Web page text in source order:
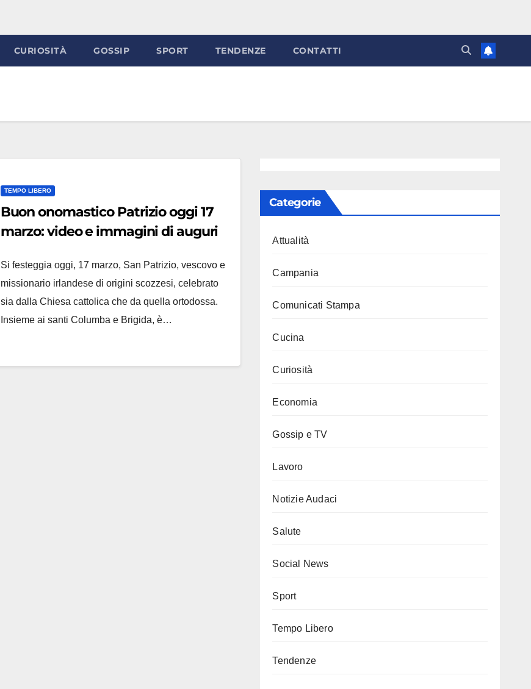
CURIOSITÀ GOSSIP SPORT TENDENZE CONTATTI
TEMPO LIBERO
Buon onomastico Patrizio oggi 17
marzo: video e immagini di auguri
Si festeggia oggi, 17 marzo, San Patrizio, vescovo e
missionario irlandese di origini scozzesi, celebrato
sia dalla Chiesa cattolica che da quella ortodossa.
Insieme ai santi Columba e Brigida, è…
Categorie
Attualità
Campania
Comunicati Stampa
Cucina
Curiosità
Economia
Gossip e TV
Lavoro
Notizie Audaci
Salute
Social News
Sport
Tempo Libero
Tendenze